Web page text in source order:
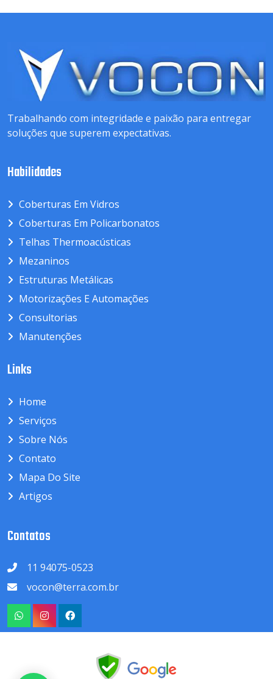
Trabalhando com integridade e paixão para entregar
soluções que superem expectativas.
Habilidades
Coberturas Em Vidros
Coberturas Em Policarbonatos
Telhas Thermoacústicas
Mezaninos
Estruturas Metálicas
Motorizações E Automações
Consultorias
Manutenções
Links
Home
Serviços
Sobre Nós
Contato
Mapa Do Site
Artigos
Contatos
11 94075-0523
vocon@terra.com.br